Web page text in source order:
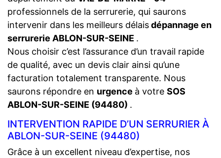
professionnels de la serrurerie, qui saurons
intervenir dans les meilleurs délaisdépannage en
serrurerie ABLON-SUR-SEINE .
Nous choisir c’est l’assurance d’un travail rapide
de qualité, avec un devis clair ainsi qu’une
facturation totalement transparente. Nous
saurons répondre en urgence à votre SOS
ABLON-SUR-SEINE (94480) .
INTERVENTION RAPIDE D’UN SERRURIER À
ABLON-SUR-SEINE (94480)
Grâce à un excellent niveau d’expertise, nos